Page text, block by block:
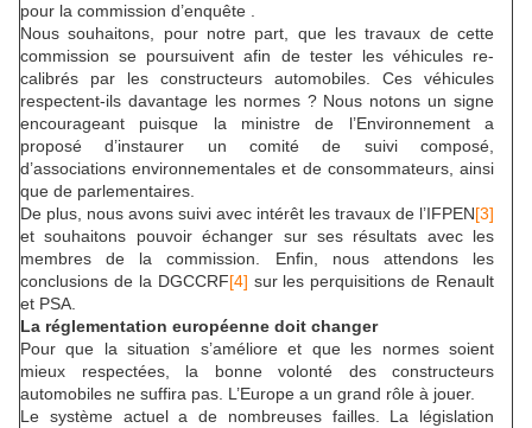
pour la commission d’enquête .
Nous souhaitons, pour notre part, que les travaux de cette
commission se poursuivent afin de tester les véhicules re-
calibrés par les constructeurs automobiles. Ces véhicules
respectent-ils davantage les normes ? Nous notons un signe
encourageant puisque la ministre de l’Environnement a
proposé d’instaurer un comité de suivi composé,
d’associations environnementales et de consommateurs, ainsi
que de parlementaires.
De plus, nous avons suivi avec intérêt les travaux de l’IFPEN[3]
et souhaitons pouvoir échanger sur ses résultats avec les
membres de la commission. Enfin, nous attendons les
conclusions de la DGCCRF[4] sur les perquisitions de Renault
et PSA.
La réglementation européenne doit changer
Pour que la situation s’améliore et que les normes soient
mieux respectées, la bonne volonté des constructeurs
automobiles ne suffira pas. L’Europe a un grand rôle à jouer.
Le système actuel a de nombreuses failles. La législation